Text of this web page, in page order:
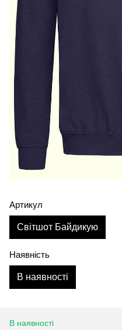
Артикул
Світшот Байдикую
Наявність
В наявності
В наявності